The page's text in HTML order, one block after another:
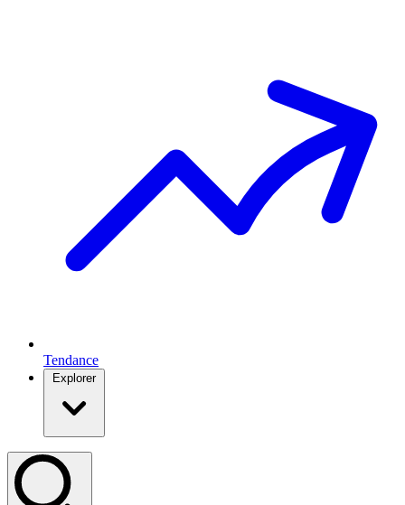
Tendance
Explorer